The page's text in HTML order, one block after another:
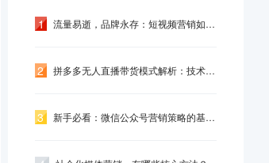
1 流量易逝，品牌永存：短视频营销如何从“收...
2 拼多多无人直播带货模式解析：技术驱动下的...
3 新手必看：微信公众号营销策略的基础搭建思...